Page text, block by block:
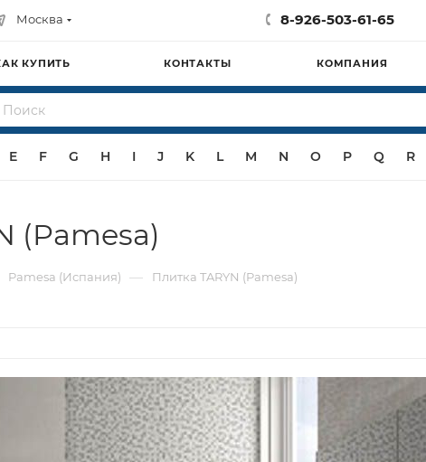
Москва 8-926-503-61-65
КУПИТЬ КОНТАКТЫ КОМПАНИЯ
E F G H I J K L M N O P Q R
(Pamesa)
Pamesa (Испания) — Плитка TARYN (Pamesa)